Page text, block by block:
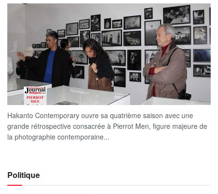
Hakanto Contemporary ouvre sa quatrième saison avec une
grande rétrospective consacrée à Pierrot Men, figure majeure de
la photographie contemporaine...
Politique